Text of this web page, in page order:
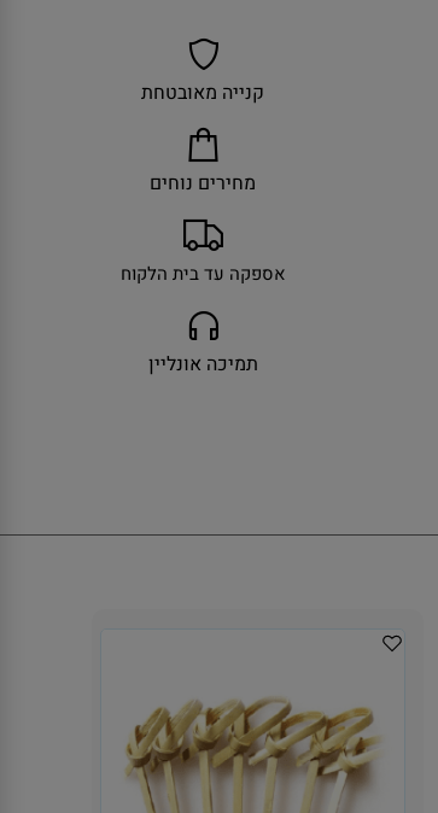
קנייה מאובטחת
מחירים נוחים
אספקה עד בית הלקוח
תמיכה אונליין